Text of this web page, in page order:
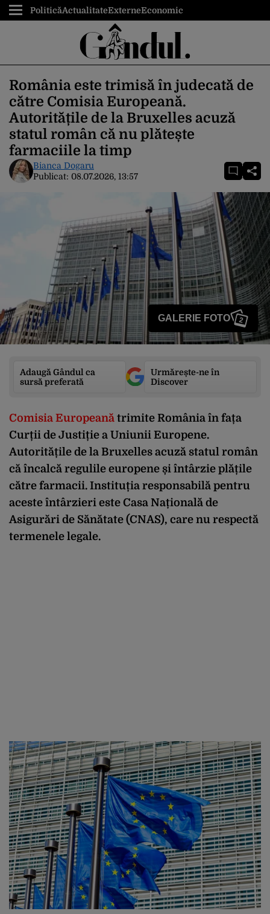
PoliticăActualitateExterneEconomic
România este trimisă în judecată de
către Comisia Europeană.
Autoritățile de la Bruxelles acuză
statul român că nu plătește
farmaciile la timp
Bianca Dogaru
Publicat: 08.07.2026, 13:57
GALERIE FOTO 2
Adaugă Gândul ca
sursă preferată
Urmărește-ne în
Discover
Comisia Europeană trimite România în fața
Curții de Justiție a Uniunii Europene.
Autoritățile de la Bruxelles acuză statul român
că încalcă regulile europene și întârzie plățile
către farmacii. Instituția responsabilă pentru
aceste întârzieri este Casa Națională de
Asigurări de Sănătate (CNAS), care nu respectă
termenele legale.